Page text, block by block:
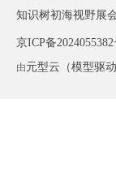
知识树初海视野展
京ICP备2024055382
由元型云（模型驱动